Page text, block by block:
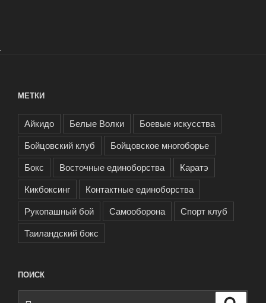
.
МЕТКИ
Айкидо Белые Волки
Боевые искусства
Бойцовский клуб
Бойцовское многоборье
Бокс
Восточные единоборства
Каратэ
Кикбоксинг
Контактные единоборства
Рукопашный бой
Самооборона
Спорт клуб
Таиландский бокс
ПОИСК